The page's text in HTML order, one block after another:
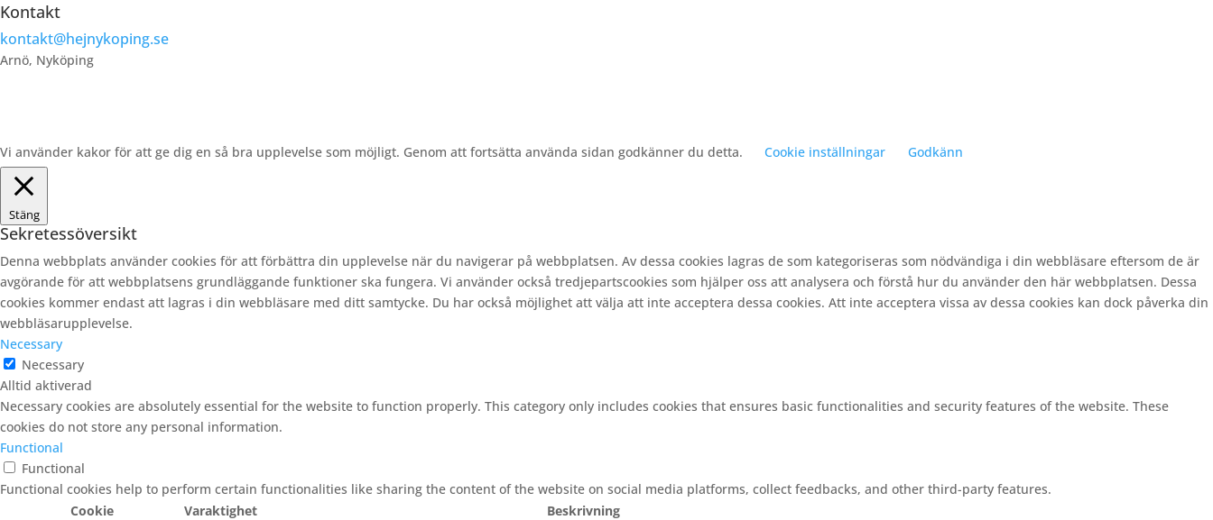
Kontakt
kontakt@hejnykoping.se
Arnö, Nyköping
Vi använder kakor för att ge dig en så bra upplevelse som möjligt. Genom att fortsätta använda sidan godkänner du detta. Cookie inställningar Godkänn
Stäng
Sekretessöversikt
Denna webbplats använder cookies för att förbättra din upplevelse när du navigerar på webbplatsen. Av dessa cookies lagras de som kategoriseras som nödvändiga i din webbläsare eftersom de är
avgörande för att webbplatsens grundläggande funktioner ska fungera. Vi använder också tredjepartscookies som hjälper oss att analysera och förstå hur du använder den här webbplatsen. Dessa
cookies kommer endast att lagras i din webbläsare med ditt samtycke. Du har också möjlighet att välja att inte acceptera dessa cookies. Att inte acceptera vissa av dessa cookies kan dock påverka din
webbläsarupplevelse.
Necessary
Necessary
Alltid aktiverad
Necessary cookies are absolutely essential for the website to function properly. This category only includes cookies that ensures basic functionalities and security features of the website. These
cookies do not store any personal information.
Functional
Functional
Functional cookies help to perform certain functionalities like sharing the content of the website on social media platforms, collect feedbacks, and other third-party features.
Cookie
Varaktighet
Beskrivning